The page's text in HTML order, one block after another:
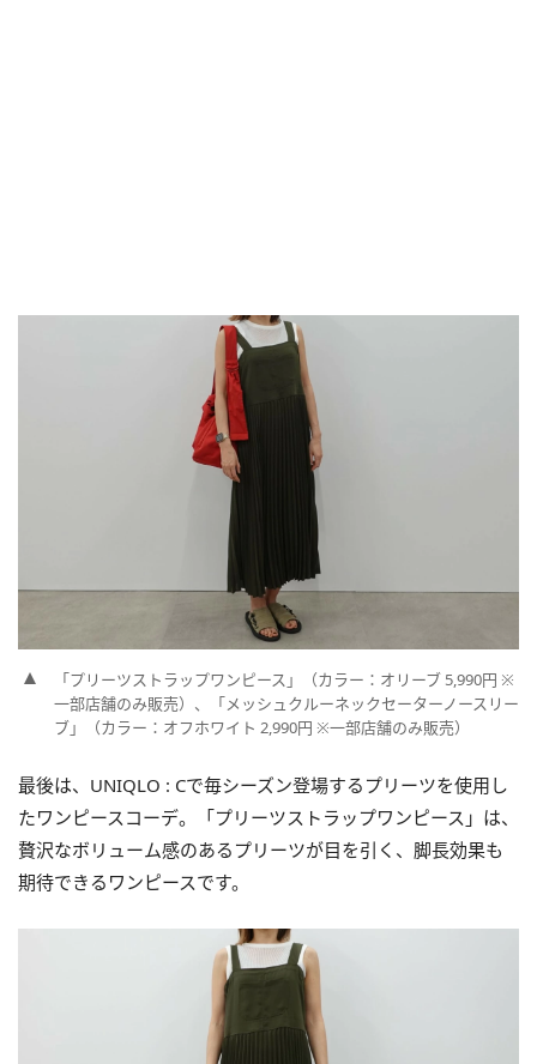
「プリーツストラップワンピース」（カラー：オリーブ 5,990円 ※
一部店舗のみ販売）、「メッシュクルーネックセーターノースリー
ブ」（カラー：オフホワイト 2,990円 ※一部店舗のみ販売）
最後は、UNIQLO : Cで毎シーズン登場するプリーツを使用し
たワンピースコーデ。「プリーツストラップワンピース」は、
贅沢なボリューム感のあるプリーツが目を引く、脚長効果も
期待できるワンピースです。